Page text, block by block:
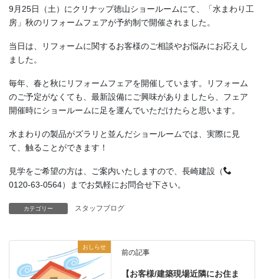
9月25日（土）にクリナップ徳山ショールームにて、「水まわり工
房」秋のリフォームフェアが予約制で開催されました。
当日は、リフォームに関するお客様のご相談やお悩みにお応えし
ました。
毎年、春と秋にリフォームフェアを開催しています。リフォーム
のご予定がなくても、最新設備にご興味がありましたら、フェア
開催時にショールームに足を運んでいただけたらと思います。
水まわりの製品がズラリと並んだショールームでは、実際に見
て、触ることができます！
見学をご希望の方は、ご案内いたしますので、長崎建設（
0120-63-0564）までお気軽にお問合せ下さい。
カテゴリー スタッフブログ
おしらせ
前の記事
【お客様/建築現場近隣にお住ま